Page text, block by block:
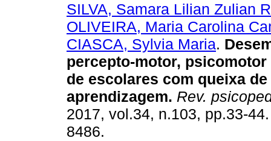
SILVA, Samara Lilian Zulian
OLIVEIRA, Maria Carolina
CIASCA, Sylvia Maria.
percepto-motor,
de escolares com queixa
aprendizagem. Rev.
2017, vol.34, n.103, pp.33-
8486.